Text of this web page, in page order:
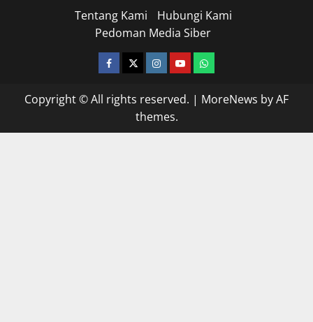
Tentang Kami
Hubungi Kami
Pedoman Media Siber
facebooktwitterinstagram.com
youtubewhatsapp
Copyright © All rights reserved. | MoreNews by AF
themes.